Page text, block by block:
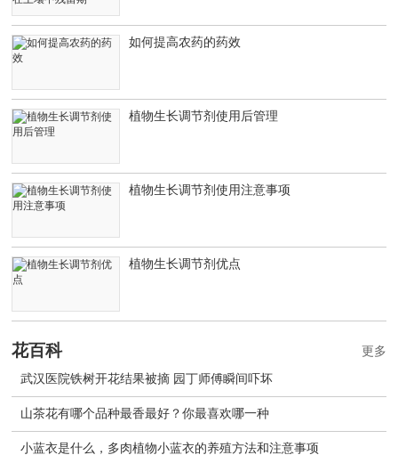
如何提高农药的药效
植物生长调节剂使用后管理
植物生长调节剂使用注意事项
植物生长调节剂优点
花百科
武汉医院铁树开花结果被摘 园丁师傅瞬间吓坏
山茶花有哪个品种最香最好？你最喜欢哪一种
小蓝衣是什么，多肉植物小蓝衣的养殖方法和注意事项
更多